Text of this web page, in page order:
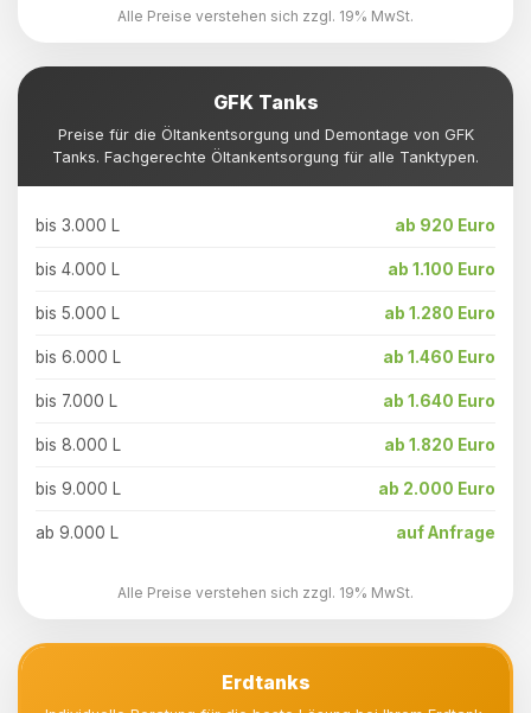
Alle Preise verstehen sich zzgl. 19% MwSt.
GFK Tanks
Preise für die Öltankentsorgung und Demontage von GFK
Tanks. Fachgerechte Öltankentsorgung für alle Tanktypen.
bis 3.000 L ab 920 Euro
bis 4.000 L ab 1.100 Euro
bis 5.000 L ab 1.280 Euro
bis 6.000 L ab 1.460 Euro
bis 7.000 L ab 1.640 Euro
bis 8.000 L ab 1.820 Euro
bis 9.000 L ab 2.000 Euro
ab 9.000 L auf Anfrage
Alle Preise verstehen sich zzgl. 19% MwSt.
Erdtanks